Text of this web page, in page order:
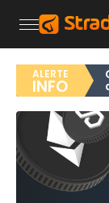
ALERTE
INFO